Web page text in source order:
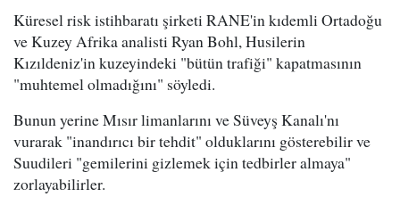
Küresel risk istihbaratı şirketi RANE'in kıdemli Ortadoğu
ve Kuzey Afrika analisti Ryan Bohl, Husilerin
Kızıldeniz'in kuzeyindeki "bütün trafiği" kapatmasının
"muhtemel olmadığını" söyledi.
Bunun yerine Mısır limanlarını ve Süveyş Kanalı'nı
vurarak "inandırıcı bir tehdit" olduklarını gösterebilir ve
Suudileri "gemilerini gizlemek için tedbirler almaya"
zorlayabilirler.